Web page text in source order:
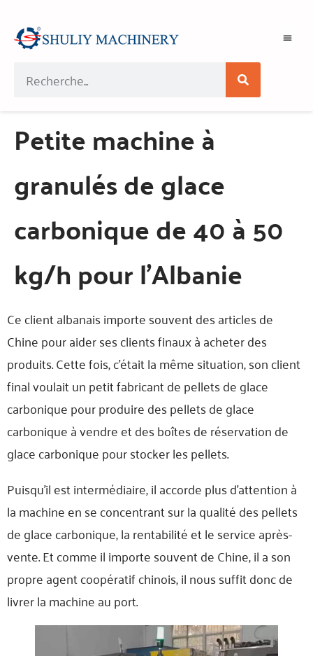
Petite machine à
granulés de glace
carbonique de 40 à 50
kg/h pour l'Albanie
Ce client albanais importe souvent des articles de
Chine pour aider ses clients finaux à acheter des
produits. Cette fois, c'était la même situation, son client
final voulait un petit fabricant de pellets de glace
carbonique pour produire des pellets de glace
carbonique à vendre et des boîtes de réservation de
glace carbonique pour stocker les pellets.
Puisqu'il est intermédiaire, il accorde plus d'attention à
la machine en se concentrant sur la qualité des pellets
de glace carbonique, la rentabilité et le service après-
vente. Et comme il importe souvent de Chine, il a son
propre agent coopératif chinois, il nous suffit donc de
livrer la machine au port.